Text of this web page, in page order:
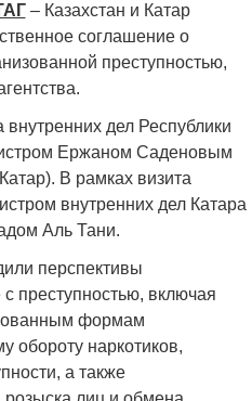
– Казахстан и Катар
соглашение о
преступностью,
дел Республики
Ержаном Саденовым
В рамках визита
внутренних дел Катара
Аль Тани.
перспективы
преступностью, включая
формам
обороту наркотиков,
а также